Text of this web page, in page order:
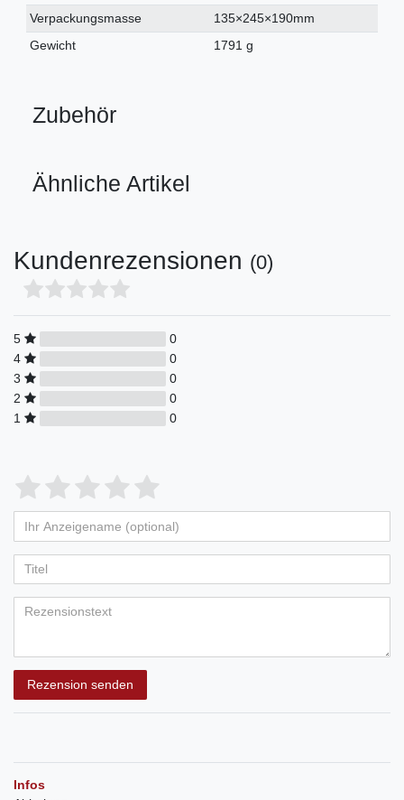
Verpackungsmasse
135×245×190mm
Gewicht
1791 g
Zubehör
Ähnliche Artikel
Kundenrezensionen (0)
5
0
4
0
3
0
2
0
1
0
Rezension senden
Infos